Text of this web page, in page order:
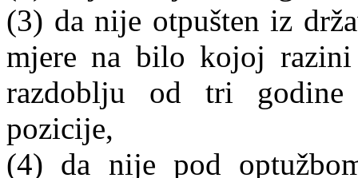
(3) da nije otpušten iz
mjere na bilo kojoj
razdoblju od tri godine
pozicije,
(4) da nije pod